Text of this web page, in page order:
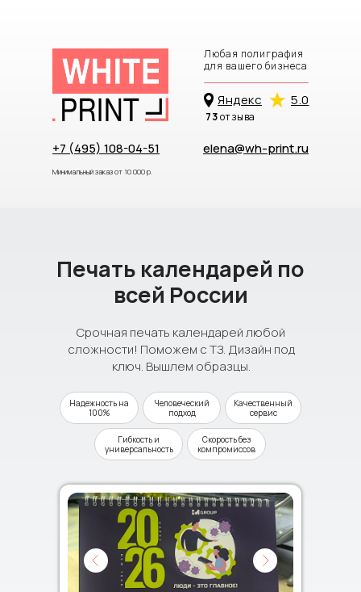
elena@wh-print.ru
+7 (495) 108-04-51
Любая полиграфия
для вашего бизнеса
Яндекc 5.0
73отзыва
Минимальный заказ от 10 000 р.
Печать календарей по
всей России
Срочная печать календарей любой
сложности! Поможем с ТЗ. Дизайн под
ключ. Вышлем образцы.
Скорость без
компромиссов
Человеческий
подход
Гибкость и
универсальность
Качественный
сервис
Надежность на
100%